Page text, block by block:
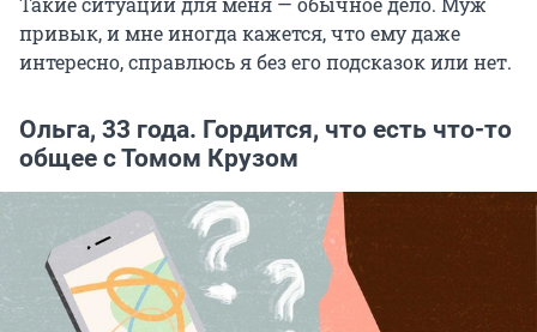
привык, и мне иногда кажется, что ему даже
интересно, справлюсь я без его подсказок или нет.
Ольга, 33 года. Гордится, что есть что-то
общее с Томом Крузом